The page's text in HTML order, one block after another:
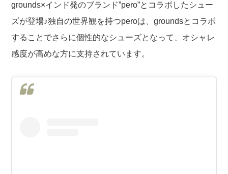
grounds×インド発のブランド”pero”とコラボしたシュー
ズが登場♪独自の世界観を持つperoは、groundsとコラボ
することでさらに個性的なシューズとなって、オシャレ
感度が高めな方に支持されています。